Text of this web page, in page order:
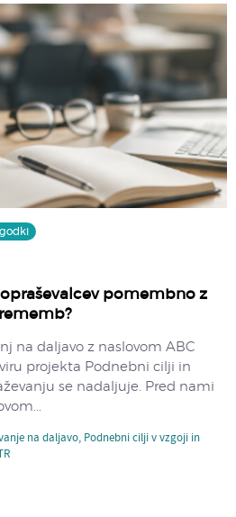
pomembno z
na daljavo z naslovom ABC
projekta Podnebni cilji in
se nadaljuje. Pred nami
na daljavo, Podnebni cilji v vzgoji in